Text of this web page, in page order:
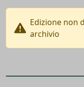
Edizione non
archivio